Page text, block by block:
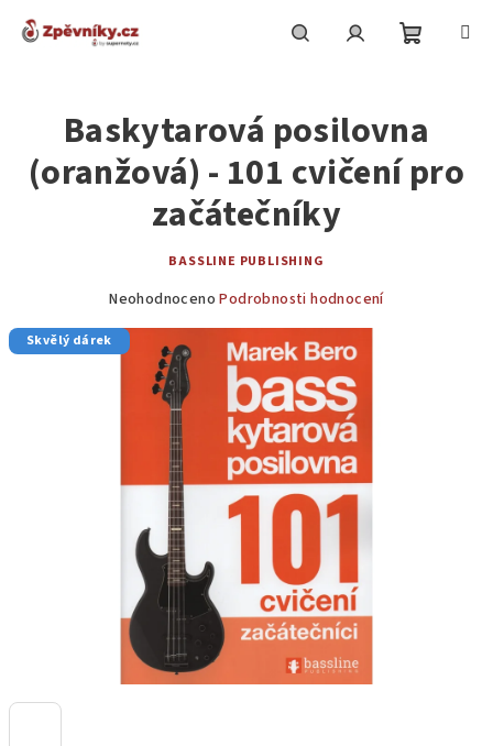
košík
Baskytarová posilovna
(oranžová) - 101 cvičení pro
začátečníky
BASSLINE PUBLISHING
Průměrné
produktu
hvězdiček.
Neohodnoceno Podrobnosti hodnocení
Skvělý dárek